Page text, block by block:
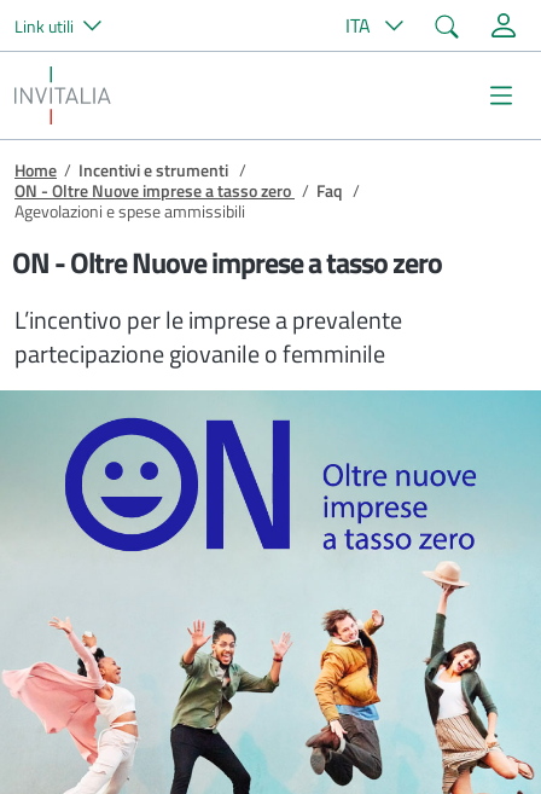
Salta al contenuto principale
Link utili ITA Cerca
Invitalia
Briciole di pane
Home / Incentivi e strumenti /
ON - Oltre Nuove imprese a tasso zero / Faq /
Agevolazioni e spese ammissibili
ON - Oltre Nuove imprese a tasso zero
L’incentivo per le imprese a prevalente
partecipazione giovanile o femminile